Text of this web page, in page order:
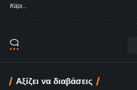
Κάρι...
Αξίζει να διαβάσεις